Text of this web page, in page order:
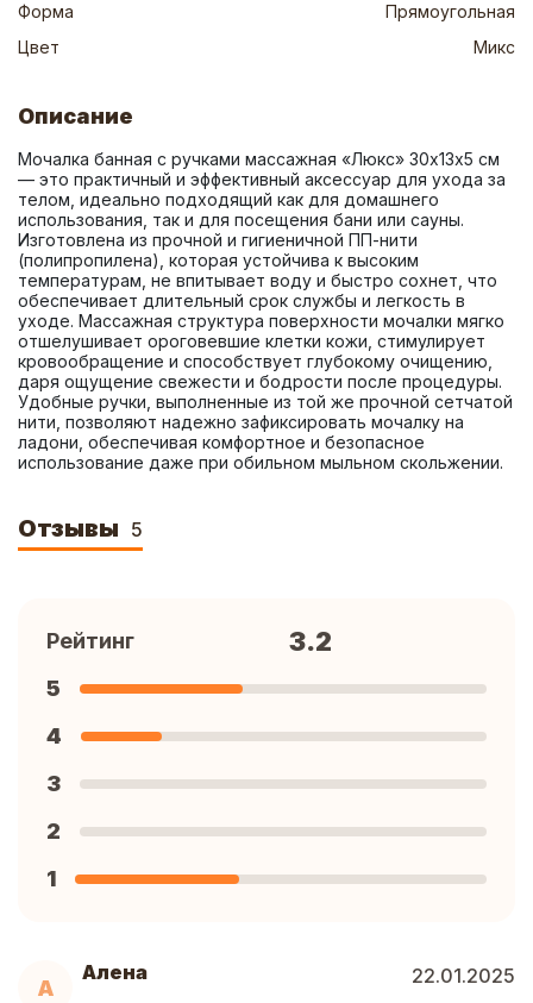
Форма
Прямоугольная
Цвет
Микс
Описание
Мочалка банная с ручками массажная «Люкс» 30х13х5 см
— это практичный и эффективный аксессуар для ухода за
телом, идеально подходящий как для домашнего
использования, так и для посещения бани или сауны.
Изготовлена из прочной и гигиеничной ПП-нити
(полипропилена), которая устойчива к высоким
температурам, не впитывает воду и быстро сохнет, что
обеспечивает длительный срок службы и легкость в
уходе. Массажная структура поверхности мочалки мягко
отшелушивает ороговевшие клетки кожи, стимулирует
кровообращение и способствует глубокому очищению,
даря ощущение свежести и бодрости после процедуры.
Удобные ручки, выполненные из той же прочной сетчатой
нити, позволяют надежно зафиксировать мочалку на
ладони, обеспечивая комфортное и безопасное
использование даже при обильном мыльном скольжении.
Отзывы 5
А
Алена
22.01.2025
Рейтинг 3.2
5
4
3
2
1